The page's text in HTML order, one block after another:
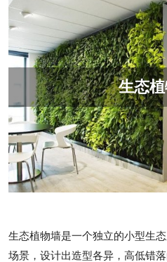
生态
生态植物墙是一个独立的小型生
场景，设计出造型各异，高低错